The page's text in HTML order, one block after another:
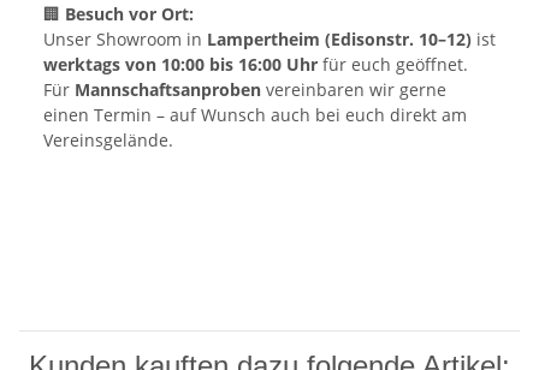
🏢 Besuch vor Ort:
Unser Showroom in Lampertheim (Edisonstr. 10–12) ist
werktags von 10:00 bis 16:00 Uhr für euch geöffnet.
Für Mannschaftsanproben vereinbaren wir gerne
einen Termin – auf Wunsch auch bei euch direkt am
Vereinsgelände.